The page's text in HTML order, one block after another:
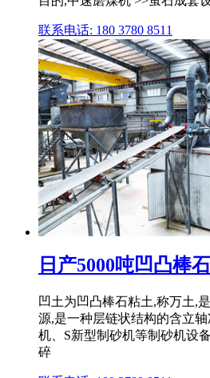
联系电话: 180 3780 8511
日产5000吨凹凸棒
凹土为凹凸棒石粘土,称万土,
源,是一种层链状结构的含立
机、S新型制砂机等制砂机设
碎